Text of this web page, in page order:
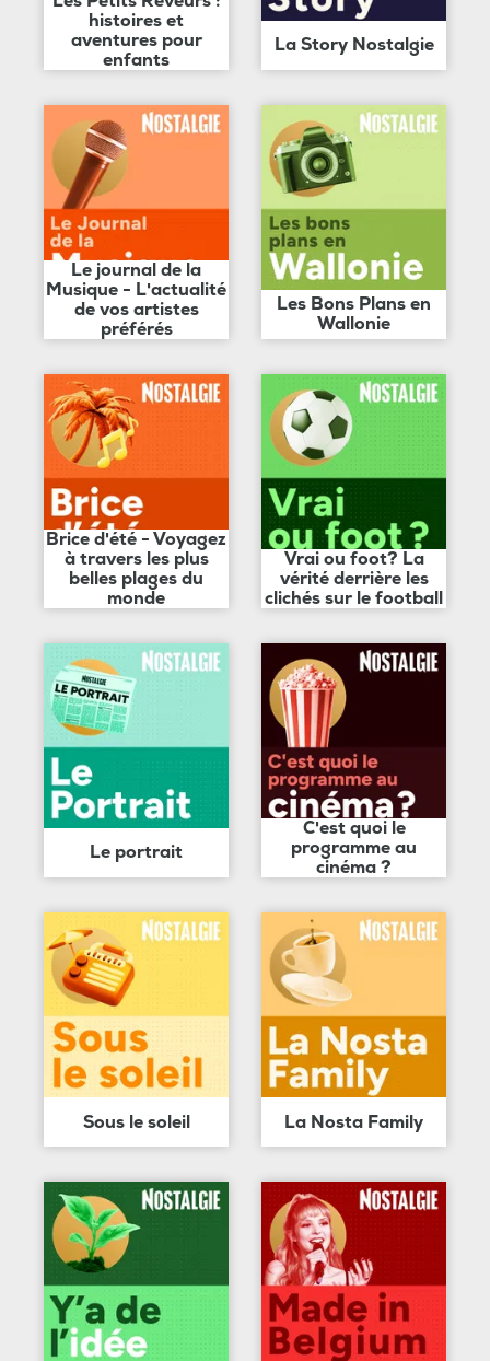
histoires et
aventures pour
enfants
La Story Nostalgie
Le journal de la
Musique - L'actualité
de vos artistes
préférés
Les Bons Plans en
Wallonie
Brice d'été - Voyagez
à travers les plus
belles plages du
monde
Vrai ou foot? La
vérité derrière les
clichés sur le football
Le portrait
C'est quoi le
programme au
cinéma ?
Sous le soleil La Nosta Family